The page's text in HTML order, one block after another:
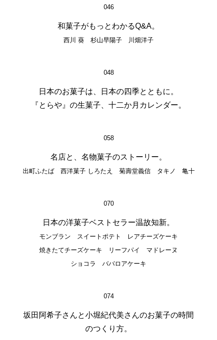
046
和菓子がもっとわかるQ&A。
西川 葵 杉山早陽子 川畑洋子
048
日本のお菓子は、日本の四季とともに。
『とらや』の生菓子、十二か月カレンダー。
058
名店と、名物菓子のストーリー。
出町ふたば 西洋菓子 しろたえ 菊壽堂義信 タキノ 亀十
070
日本の洋菓子ベストセラー温故知新。
モンブラン スイートポテト レアチーズケーキ
焼きたてチーズケーキ リーフパイ マドレーヌ
ショコラ ババロアケーキ
074
坂田阿希子さんと小堀紀代美さんのお菓子の時間
のつくり方。